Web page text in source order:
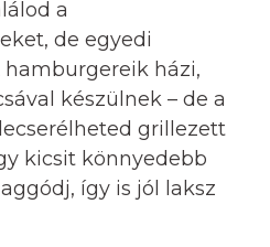
a
de egyedi
hamburgereik házi,
készülnek – de a
grillezett
kicsit könnyedebb
így is jól laksz